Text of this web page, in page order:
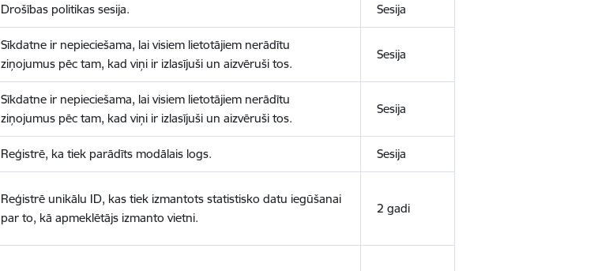
Drošības politikas sesija. Sesija
Sīkdatne ir nepieciešama, lai visiem lietotājiem nerādītu
ziņojumus pēc tam, kad viņi ir izlasījuši un aizvēruši tos.
Sesija
Sīkdatne ir nepieciešama, lai visiem lietotājiem nerādītu
ziņojumus pēc tam, kad viņi ir izlasījuši un aizvēruši tos.
Sesija
Reģistrē, ka tiek parādīts modālais logs. Sesija
Reģistrē unikālu ID, kas tiek izmantots statistisko datu iegūšanai
par to, kā apmeklētājs izmanto vietni.
2 gadi